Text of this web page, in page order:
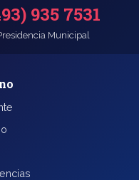
935 7531
Municipal